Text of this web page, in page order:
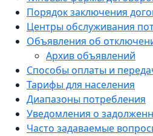
Порядок заключения
Центры обслуживания
Объявления об
Архив объявлений
Способы оплаты и
Тарифы для населения
Диапазоны потребления
Уведомления о
Часто задаваемые